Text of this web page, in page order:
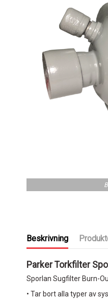
Beskrivning
Parker Torkfilter
Sporlan Sugfilter Burn-
• Tar bort alla typer av